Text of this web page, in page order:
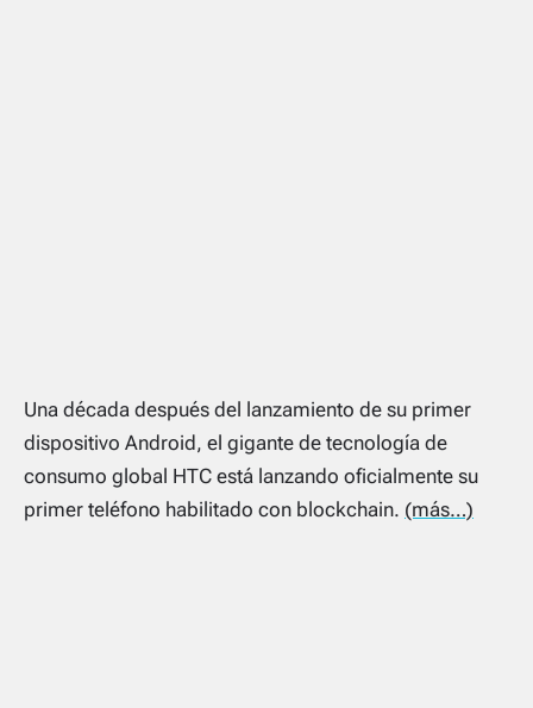
Una década después del lanzamiento de su primer
dispositivo Android, el gigante de tecnología de
consumo global HTC está lanzando oficialmente su
primer teléfono habilitado con blockchain. (más…)